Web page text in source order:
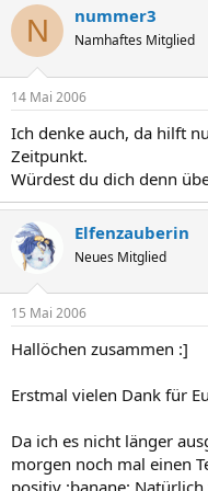
N nummer3
Namhaftes Mitglied
14 Mai 2006
Ich denke auch, da hilft
Zeitpunkt.
Würdest du dich denn
Elfenzauberin
Neues Mitglied
15 Mai 2006
Hallöchen zusammen :]
Erstmal vielen Dank für
Da ich es nicht länger
morgen noch mal einen
positiv :banane: